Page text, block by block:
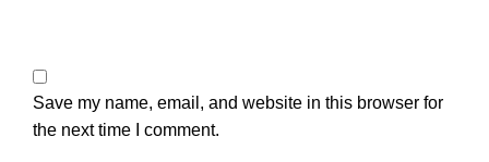
Save my name, email, and website in this browser for
the next time I comment.